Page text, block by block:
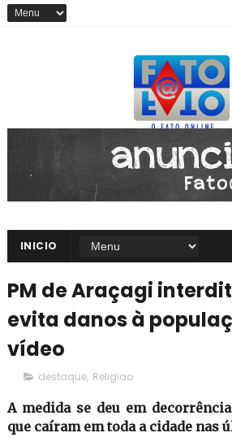
INICIO
PM de Araçagi
evita danos à
vídeo
destaque, Religiao
A medida se deu em
que caíram em toda a cidade nas